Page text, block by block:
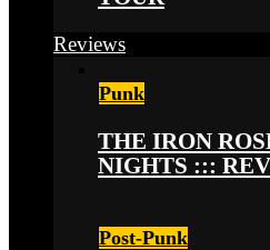
Reviews
Punk
THE IRON
NIGHTS :::
Post-Punk